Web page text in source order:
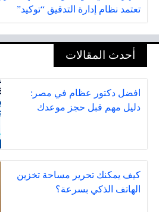
تعتمد نظام إدارة التدقيق “توكيد”
أحدث المقالات
افضل دكتور عظام في مصر:
دليل مهم قبل حجز موعدك
كيف يمكنك تحرير مساحة تخزين
الهاتف الذكي بسرعة؟